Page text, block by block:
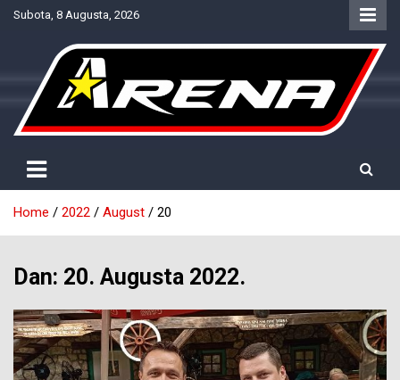
SkipSubota, 8 Augusta, 2026
NTV Arena
Home 2022 August 20
Dan: 20. Augusta 2022.